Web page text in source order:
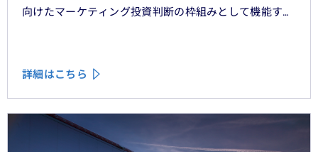
向けたマーケティング投資判断の枠組みとして機能する
詳細はこちら